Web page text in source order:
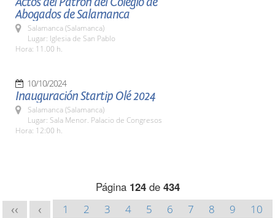
Abogados de Salamanca
Salamanca (Salamanca)
Lugar: Iglesia de San Pablo
Hora: 11.00 h.
10/10/2024
Inauguración Startip Olé 2024
Salamanca (Salamanca)
Lugar: Sala Menor. Palacio de Congresos
Hora: 12:00 h.
Página 124de 434
<< < 1 2 3 4 5 6 7 8 9
10